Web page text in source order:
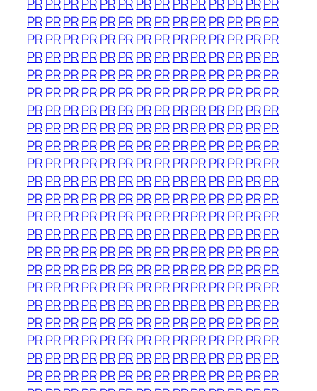
PRPRPRPRPR PRPRPRPRPRPRPR PRPR
PRPRPRPRPR PRPRPRPRPRPRPR PRPR
PRPRPRPRPR PRPRPRPRPRPRPR PRPR
PRPRPRPRPR PRPRPRPRPRPRPR PRPR
PRPRPRPRPR PRPRPRPRPRPRPR PRPR
PRPRPRPRPR PRPRPRPRPRPRPR PRPR
PRPRPRPRPR PRPRPRPRPRPRPR PRPR
PRPRPRPRPR PRPRPRPRPRPRPR PRPR
PRPRPRPRPR PRPRPRPRPRPRPR PRPR
PRPRPRPRPR PRPRPRPRPRPRPR PRPR
PRPRPRPRPR PRPRPRPRPRPRPR PRPR
PRPRPRPRPR PRPRPRPRPRPRPR PRPR
PRPRPRPRPR PRPRPRPRPRPRPR PRPR
PRPRPRPRPR PRPRPRPRPRPRPR PRPR
PRPRPRPRPR PRPRPRPRPRPRPR PRPR
PRPRPRPRPR PRPRPRPRPRPRPR PRPR
PRPRPRPRPR PRPRPRPRPRPRPR PRPR
PRPRPRPRPR PRPRPRPRPRPRPR PRPR
PRPRPRPRPR PRPRPRPRPRPRPR PRPR
PRPRPRPRPR PRPRPRPRPRPRPR PRPR
PRPRPRPRPR PRPRPRPRPRPRPR PRPR